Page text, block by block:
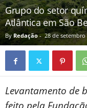
Grupo do setor
Atlântica em São
By Redação- 28 de setembro
Levantamento de